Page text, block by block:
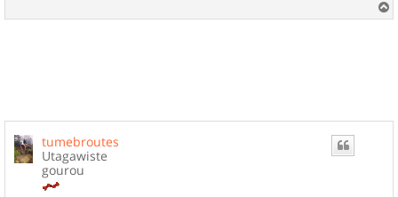
a
tumebroutes
Utagawiste
gourou